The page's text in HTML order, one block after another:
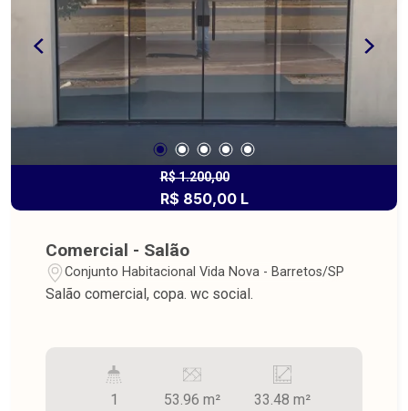
R$ 1.200,00
R$ 850,00 L
Comercial - Salão
Conjunto Habitacional Vida Nova - Barretos/SP
Salão comercial, copa. wc social.
1 53.96 m² 33.48 m²